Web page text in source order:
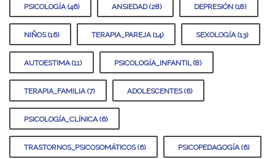
PSICOLOGÍA (46) ANSIEDAD (28) DEPRESIÓN (18)
NIÑOS (16) TERAPIA_PAREJA (14) SEXOLOGÍA (13)
AUTOESTIMA (11) PSICOLOGÍA_INFANTIL (8)
TERAPIA_FAMILIA (7) ADOLESCENTES (6)
PSICOLOGÍA_CLÍNICA (6)
TRASTORNOS_PSICOSOMÁTICOS (6) PSICOPEDAGOGÍA (6)